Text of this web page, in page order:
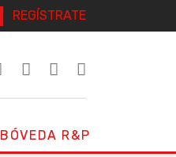
REGÍSTRATE
BÓVEDA R&P